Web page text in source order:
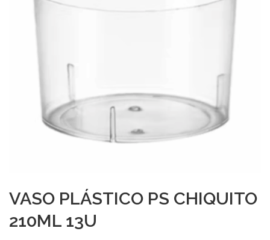
VASO PLÁSTICO PS CHIQUITO
210ML 13U